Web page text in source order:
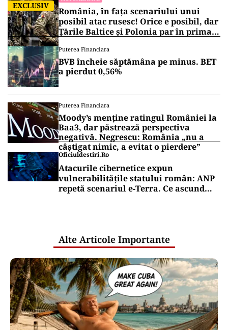
EXCLUSIV
România, în fața scenariului unui
posibil atac rusesc! Orice e posibil, dar
Țările Baltice și Polonia par în prima
Puterea Financiara
BVB încheie săptămâna pe minus. BET
a pierdut 0,56%
Puterea Financiara
Moody’s menține ratingul României la
Baa3, dar păstrează perspectiva
negativă. Negrescu: România „nu a
câștigat nimic, a evitat o pierdere”
Oficiuldestiri.ro
Atacurile cibernetice expun
vulnerabilitățile statului român: ANP
repetă scenariul e‑Terra. Ce ascund
Alte Articole Importante